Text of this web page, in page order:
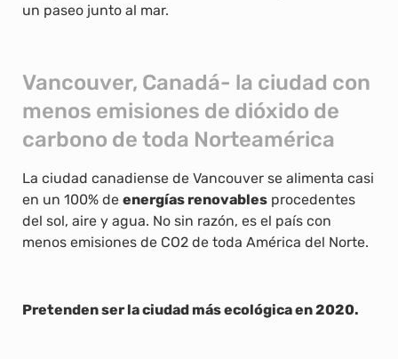
un paseo junto al mar.
Vancouver, Canadá- la ciudad con
menos emisiones de dióxido de
carbono de toda Norteamérica
La ciudad canadiense de Vancouver se alimenta casi
en un 100% de energías renovables procedentes
del sol, aire y agua. No sin razón, es el país con
menos emisiones de CO2 de toda América del Norte.
Pretenden ser la ciudad más ecológica en 2020.